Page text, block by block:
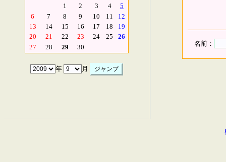
1
2 3 4
5
6
7 8 9 10 11
12
13
14 15 16 17 18
19
20
21 22 23 24 25
26
27
28 29 30
年 月
名前：